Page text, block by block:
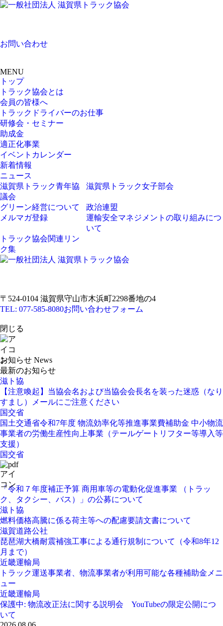
お問い合わせ
MENU
トップ
トラック協会とは
会員の皆様へ
トラックドライバーのお仕事
研修会・セミナー
助成金
適正化事業
イベントカレンダー
新着情報
ニュース
滋賀県トラック青年協
議会
滋賀県トラック女子部会
グリーン経営について
政治連盟
メルマガ登録
運輸安全マネジメントの取り組みにつ
いて
トラック協会関連リン
ク集
〒524-0104 滋賀県守山市木浜町2298番地の4
TEL: 077-585-8080お問い合わせフォーム
閉じる
お知らせ News
最新のお知らせ
滋ト協
【注意喚起】当協会名および当協会会長名を装った迷惑（なり
すまし）メールにご注意ください
国交省
国土交通省令和7年度 物流効率化等推進事業費補助金 中小物流
事業者の労働生産性向上事業（テールゲートリフター等導入等
支援）
国交省
「令和７年度補正予算 商用車等の電動化促進事業 （トラッ
ク、タクシー、バス）」の公募について
滋ト協
燃料価格高騰に係る荷主等への配慮要請文書について
滋賀道路公社
琵琶湖大橋耐震補強工事による通行規制について（令和8年12
月まで）
近畿運輸局
トラック運送事業者、物流事業者が利用可能な各種補助金メニ
ュー
近畿運輸局
保護中: 物流改正法に関する説明会 YouTubeの限定公開につ
いて